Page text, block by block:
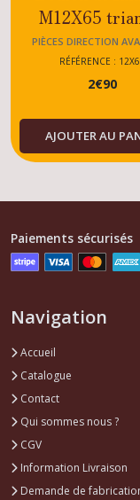
M12X65
Peugeot 205
RALLYE -
DTRUBO -
/Diesel
PIÈCES DIRECTION
RÉFÉRENCE :
2€90
AJOUTER AU
Paiements sécurisés
Navigation
Accueil
Catalogue
Contact
Qui sommes nous ?
CGV
Information Livraison
Demande de